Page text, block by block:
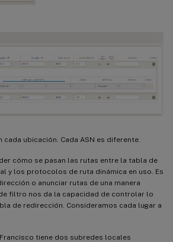
cada ubicación. Cada ASN es diferente.
cómo se pasan las rutas entre la tabla de
y los protocolos de ruta dinámica en uso. Es
o anunciar rutas de una manera
filtro nos da la capacidad de controlar lo
de redirección. Consideramos cada lugar a
tiene dos subredes locales